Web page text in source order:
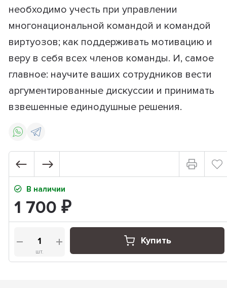
необходимо учесть при управлении
многонациональной командой и командой
виртуозов; как поддерживать мотивацию и
веру в себя всех членов команды. И, самое
главное: научите ваших сотрудников вести
аргументированные дискуссии и принимать
взвешенные единодушные решения.
В наличии
1 700 ₽
шт.
Купить